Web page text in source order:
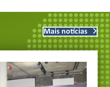
Mais notícias